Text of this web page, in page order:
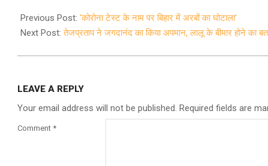
02-
11
Previous Post: ‘कोरोना टेस्ट के नाम पर बिहार में अरबों का घोटाला’
Next Post:तेजप्रताप ने जगदानंद का किया अपमान, लालू के बीमार होने का
LEAVE A REPLY
Your email address will not be published. Required fields are
Comment *